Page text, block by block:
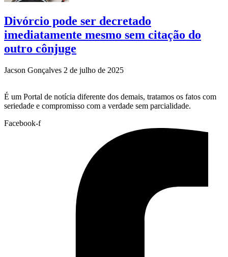
Divórcio pode ser decretado
imediatamente mesmo sem citação do
outro cônjuge
Jacson Gonçalves 2 de julho de 2025
É um Portal de notícia diferente dos demais, tratamos os fatos com
seriedade e compromisso com a verdade sem parcialidade.
Facebook-f